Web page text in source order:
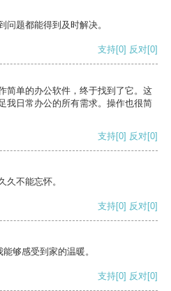
问题都能得到及时解决。
支持[0] 反对[0]
简单的办公软件，终于找到了它。这
我日常办公的所有需求。操作也很简
支持[0] 反对[0]
久不能忘怀。
支持[0] 反对[0]
够感受到家的温暖。
支持[0] 反对[0]